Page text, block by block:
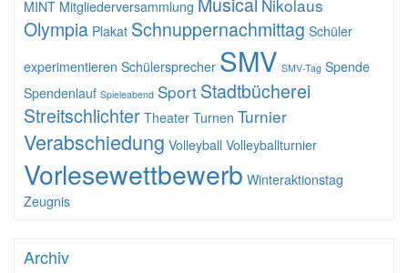
MINT Mitgliederversammlung Nikolaus
Olympia Plakat Schnuppernachmittag Schüler
experimentieren Schülersprecher SMV SMV-Tag Spende
Spendenlauf Spieleabend Sport Stadtbücherei
Streitschlichter Theater Turnen Turnier
Verabschiedung Volleyball Volleyballturnier
Vorlesewettbewerb Winteraktionstag
Zeugnis
Archiv